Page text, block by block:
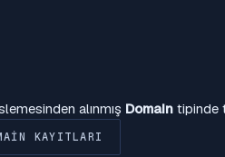
alınmış Domain tipinde
KAYITLARI